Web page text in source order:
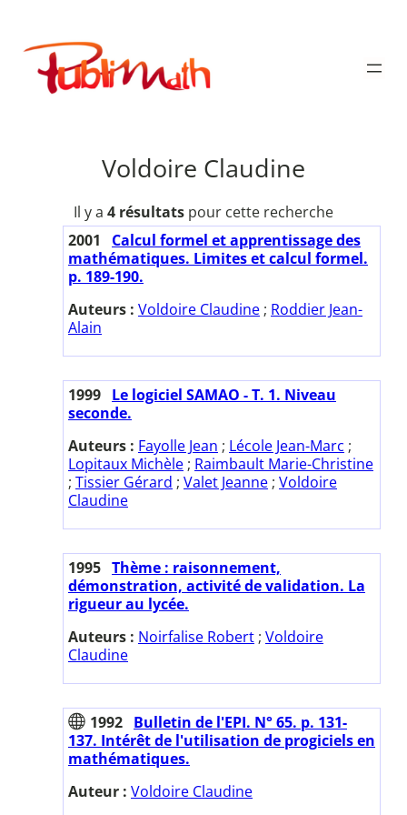
contenu
Publimath
Voldoire Claudine
Il y a 4 résultats pour cette recherche
2001
Calcul formel et apprentissage des
mathématiques. Limites et calcul formel.
p. 189-190.
Auteurs : Voldoire Claudine ; Roddier Jean-
Alain
1999 Le logiciel SAMAO - T. 1. Niveau
seconde.
Auteurs : Fayolle Jean ; Lécole Jean-Marc ;
Lopitaux Michèle ; Raimbault Marie-Christine
; Tissier Gérard ; Valet Jeanne ; Voldoire
Claudine
1995 Thème : raisonnement,
démonstration, activité de validation. La
rigueur au lycée.
Auteurs : Noirfalise Robert ; Voldoire
Claudine
1992 Bulletin de l'EPI. N° 65. p. 131-
137. Intérêt de l'utilisation de progiciels en
mathématiques.
Auteur : Voldoire Claudine